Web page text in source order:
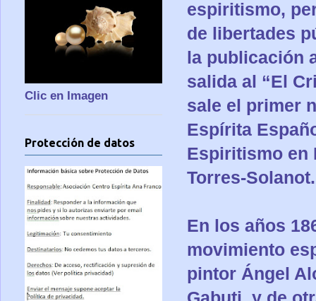
espiritismo,
de libertades
la publicación
salida al “El
sale el primer
Espírita
Espiritismo en
Torres-Solanot.
En los años
movimiento
pintor Ángel
Clic en Imagen
Protección de datos